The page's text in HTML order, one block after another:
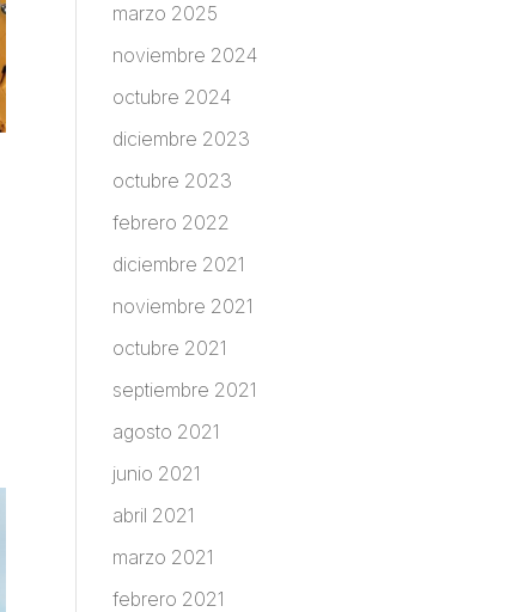
marzo 2025
noviembre 2024
octubre 2024
diciembre 2023
octubre 2023
febrero 2022
diciembre 2021
noviembre 2021
octubre 2021
septiembre 2021
agosto 2021
junio 2021
abril 2021
marzo 2021
febrero 2021